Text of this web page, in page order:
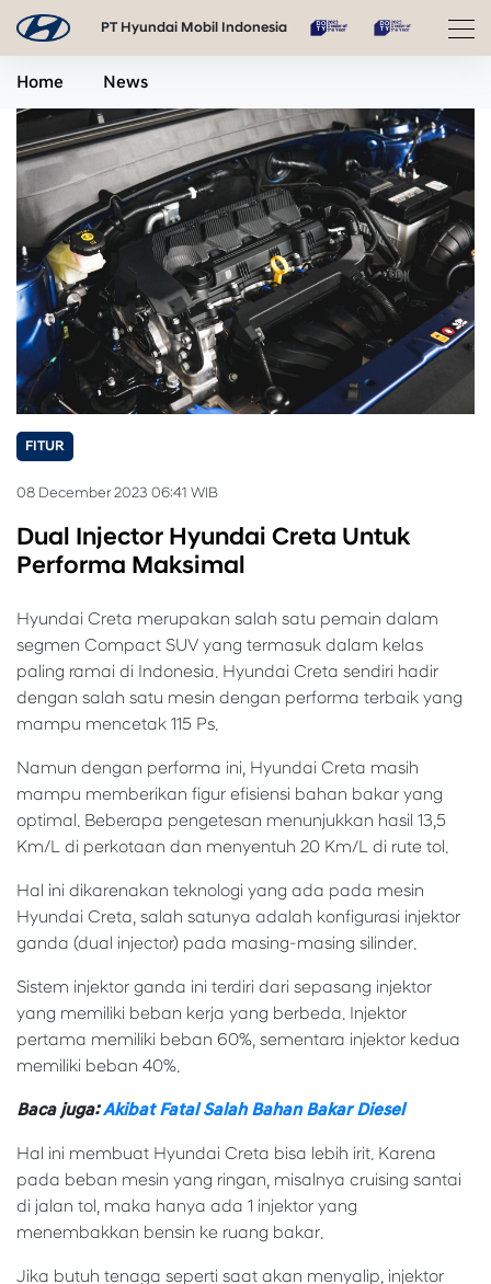
PT Hyundai Mobil Indonesia
Home News
FITUR
08 December 2023 06:41 WIB
Dual Injector Hyundai Creta Untuk
Performa Maksimal
Hyundai Creta merupakan salah satu pemain dalam
segmen Compact SUV yang termasuk dalam kelas
paling ramai di Indonesia. Hyundai Creta sendiri hadir
dengan salah satu mesin dengan performa terbaik yang
mampu mencetak 115 Ps.
Namun dengan performa ini, Hyundai Creta masih
mampu memberikan figur efisiensi bahan bakar yang
optimal. Beberapa pengetesan menunjukkan hasil 13,5
Km/L di perkotaan dan menyentuh 20 Km/L di rute tol.
Hal ini dikarenakan teknologi yang ada pada mesin
Hyundai Creta, salah satunya adalah konfigurasi injektor
ganda (dual injector) pada masing-masing silinder.
Sistem injektor ganda ini terdiri dari sepasang injektor
yang memiliki beban kerja yang berbeda. Injektor
pertama memiliki beban 60%, sementara injektor kedua
memiliki beban 40%.
Baca juga:Akibat Fatal Salah Bahan Bakar Diesel
Hal ini membuat Hyundai Creta bisa lebih irit. Karena
pada beban mesin yang ringan, misalnya cruising santai
di jalan tol, maka hanya ada 1 injektor yang
menembakkan bensin ke ruang bakar.
Jika butuh tenaga seperti saat akan menyalip, injektor